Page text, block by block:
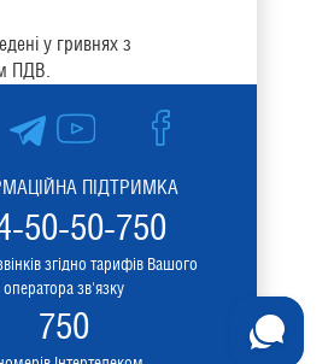
у гривнях з
ПДВ.
ПІДТРИМКА
50-50-750
згідно тарифів Вашого
оператора зв'язку
750